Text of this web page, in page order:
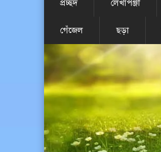
প্রচ্ছদ লেখাপঞ্জী
গেঁজেল ছড়া